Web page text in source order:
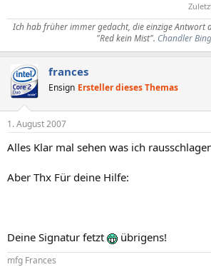
Ich hab früher immer gedacht, die einzige Antwort
"Red kein Mist". Chandler Bing
frances
Ensign Ersteller dieses Themas
1. August 2007
Alles Klar mal sehen was ich
Aber Thx Für deine Hilfe:
Deine Signatur fetzt übrigens!
mfg Frances